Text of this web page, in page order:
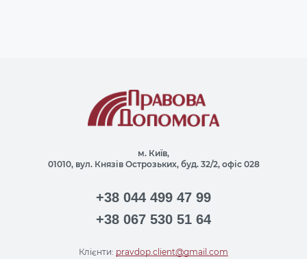
м. Київ,
01010, вул. Князів Острозьких, буд. 32/2, офіс 028
+38 044 499 47 99
+38 067 530 51 64
Клієнти: pravdop.client@gmail.com